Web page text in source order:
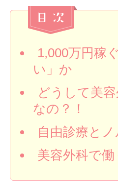
1,000万円稼
い」か
どうして美
なの？！
自由診療と
美容外科で